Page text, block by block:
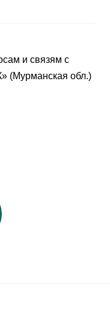
и связям с
(Мурманская обл.)